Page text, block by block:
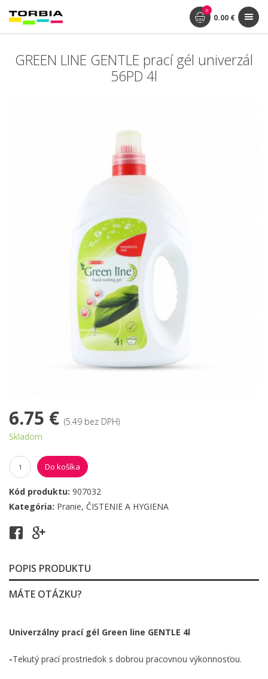
0
0.00 €
GREEN LINE GENTLE prací gél univerzál
56PD 4l
6.75 € (5.49 bez DPH)
Skladom
Do košíka
Kód produktu: 907032
Kategória: Pranie, ČISTENIE A HYGIENA
POPIS PRODUKTU
MÁTE OTÁZKU?
Univerzálny prací gél Green line GENTLE 4l
-Tekutý prací prostriedok s dobrou pracovnou výkonnosťou.